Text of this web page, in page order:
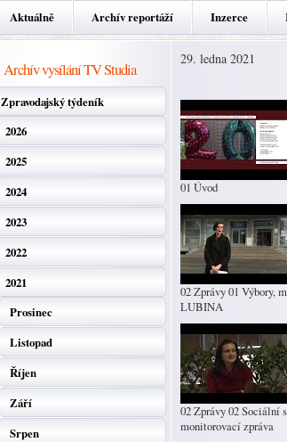
Aktuálně Archív reportáží Inzerce
Archív vysílání TV Studia
Zpravodajský týdeník
2026
2025
2024
2023
2022
2021
Prosinec
Listopad
Říjen
Září
Srpen
29. ledna 2021
01 Úvod
02 Zprávy 01 Výbory,
LUBINA
02 Zprávy 02 Sociální
monitorovací zpráva